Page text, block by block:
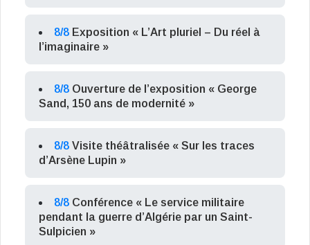
8/8 Exposition « L’Art pluriel – Du réel à
l’imaginaire »
8/8 Ouverture de l’exposition « George
Sand, 150 ans de modernité »
8/8 Visite théâtralisée « Sur les traces
d’Arsène Lupin »
8/8 Conférence « Le service militaire
pendant la guerre d’Algérie par un Saint-
Sulpicien »